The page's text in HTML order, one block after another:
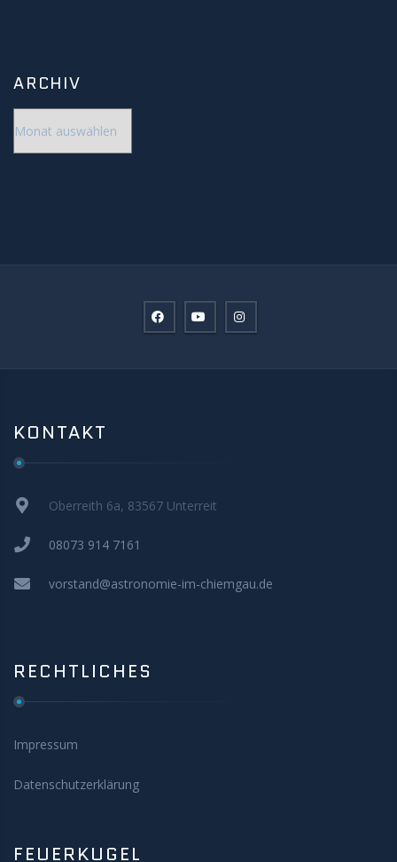
ARCHIV
KONTAKT
Oberreith 6a, 83567 Unterreit
08073 914 7161
vorstand@astronomie-im-chiemgau.de
RECHTLICHES
Impressum
Datenschutzerklärung
FEUERKUGEL